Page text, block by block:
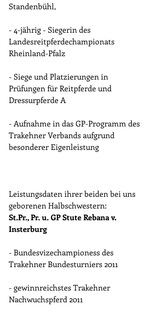
Standenbühl,
- 4-jährig - Siegerin des
Landesreitpferdechampionats
Rheinland-Pfalz
- Siege und Platzierungen in
Prüfungen für Reitpferde und
Dressurpferde A
- Aufnahme in das GP-Programm des
Trakehner Verbands aufgrund
besonderer Eigenleistung
Leistungsdaten ihrer beiden bei uns
geborenen Halbschwestern:
St.Pr., Pr. u. GP Stute Rebana v.
Insterburg
- Bundesvizechampioness des
Trakehner Bundesturniers 2011
- gewinnreichstes Trakehner
Nachwuchspferd 2011